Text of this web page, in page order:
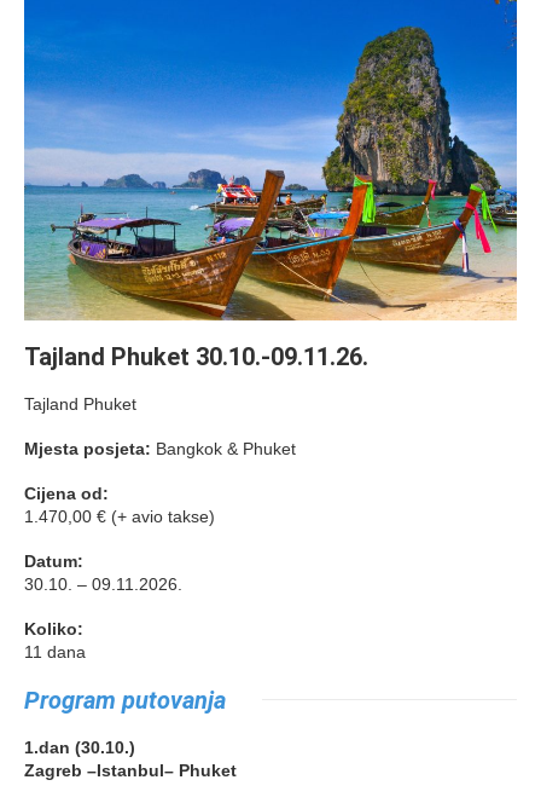
Tajland Phuket 30.10.-09.11.26.
Tajland Phuket
Mjesta posjeta: Bangkok & Phuket
Cijena od:
1.470,00 € (+ avio takse)
Datum:
30.10. – 09.11.2026.
Koliko:
11 dana
Program putovanja
1.dan (30.10.)
Zagreb –Istanbul– Phuket